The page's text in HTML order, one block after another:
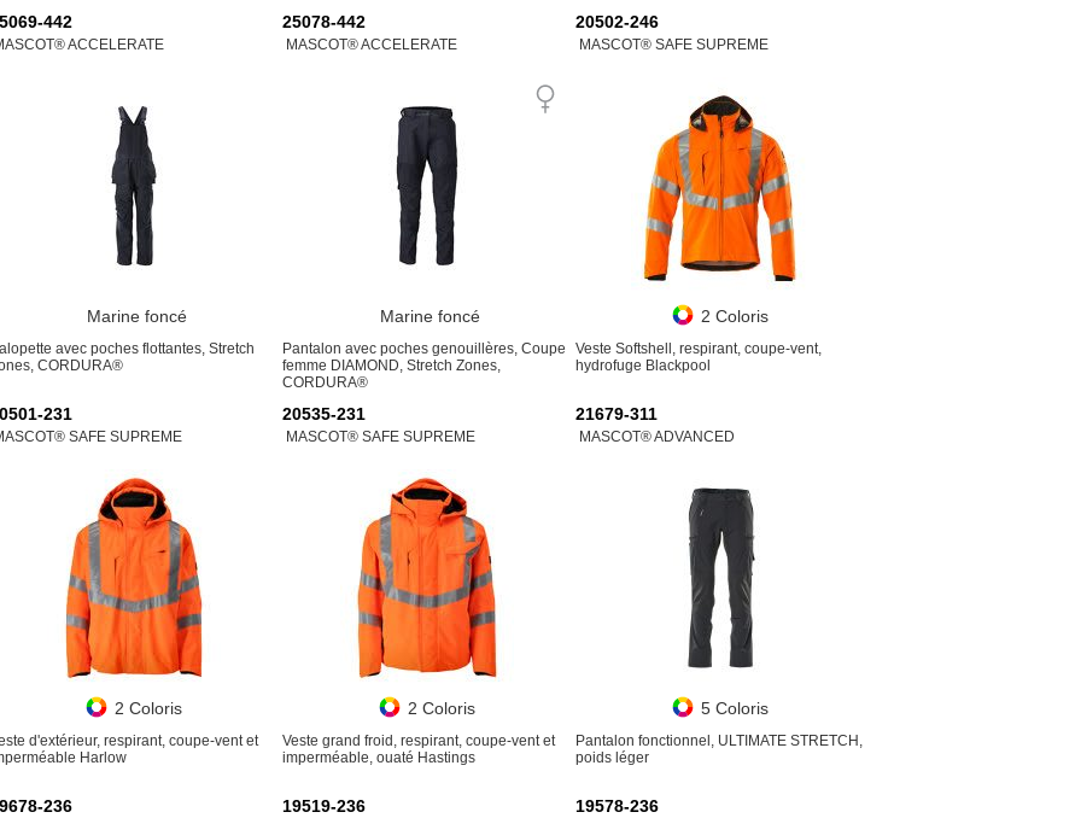
442
ACCELERATE
Marine foncé
avec poches flottantes, Stretch
CORDURA®
25078-442
MASCOT® ACCELERATE
Marine foncé
Pantalon avec poches genouillères, Coupe
femme DIAMOND, Stretch Zones,
CORDURA®
20502-246
MASCOT® SAFE SUPREME
2 Coloris
Veste Softshell, respirant, coupe-vent,
hydrofuge Blackpool
231
SAFE SUPREME
2 Coloris
d'extérieur, respirant, coupe-vent et
Harlow
20535-231
MASCOT® SAFE SUPREME
2 Coloris
Veste grand froid, respirant, coupe-vent et
imperméable, ouaté Hastings
21679-311
MASCOT® ADVANCED
5 Coloris
Pantalon fonctionnel, ULTIMATE STRETCH,
poids léger
236 19519-236 19578-236